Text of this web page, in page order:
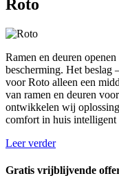
Roto
Ramen en deuren
bescherming. Het beslag
voor Roto alleen een
van ramen en deuren
ontwikkelen wij
comfort in huis intelligent
Leer verder
Gratis vrijblijvende